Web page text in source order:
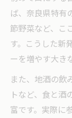
ば、奈良県特有
節野菜など、こ
す。こうした新
ーを増やす大き
また、地酒の飲
トなど、食と
富です。実際に